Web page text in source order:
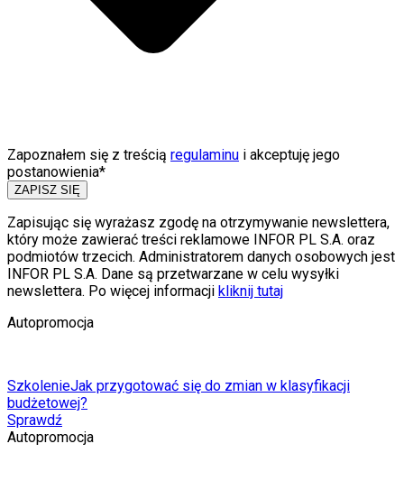
Zapoznałem się z treścią regulaminu i akceptuję jego
postanowienia*
ZAPISZ SIĘ
Zapisując się wyrażasz zgodę na otrzymywanie newslettera,
który może zawierać treści reklamowe INFOR PL S.A. oraz
podmiotów trzecich. Administratorem danych osobowych jest
INFOR PL S.A. Dane są przetwarzane w celu wysyłki
newslettera. Po więcej informacji kliknij tutaj
Autopromocja
SzkolenieJak przygotować się do zmian w klasyfikacji
budżetowej?
Sprawdź
Autopromocja